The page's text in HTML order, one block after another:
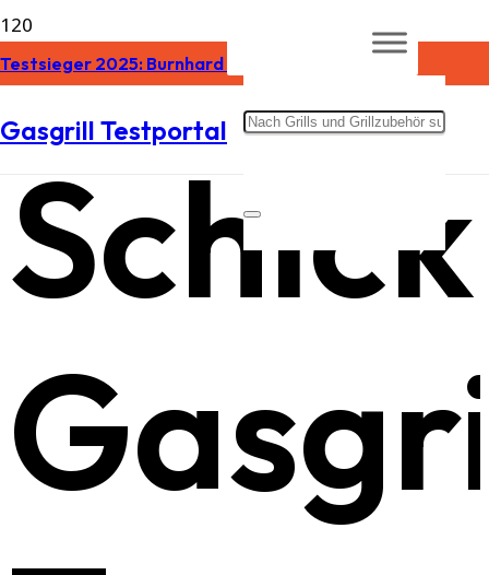
Testsieger 2025: Burnhard Gasgrill Note 1,2 »
Gasgrill Testportal